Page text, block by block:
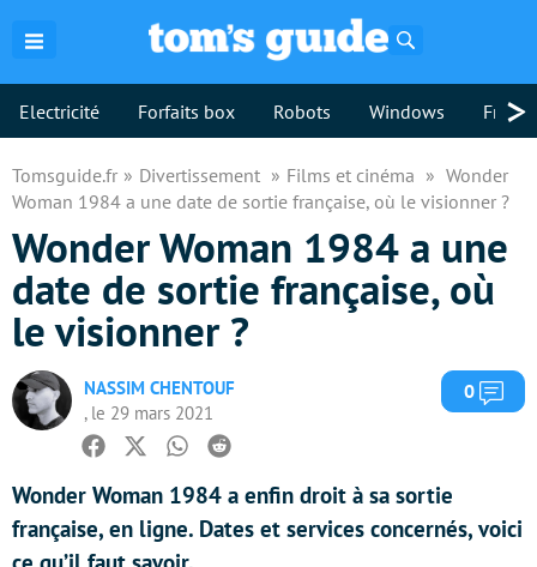
Electricité Forfaits box Robots Windows >
Tomsguide.fr Divertissement Films et cinéma
Wonder
Woman 1984 a une date de sortie française, où le visionner ?
Wonder Woman 1984 a une
date de sortie française, où
le visionner ?
NASSIM CHENTOUF
, le 29 mars 2021
0
Facebook
TwitterWhatsapp
Reddit
Wonder Woman 1984 a enfin droit à sa sortie
française, en ligne. Dates et services concernés, voici